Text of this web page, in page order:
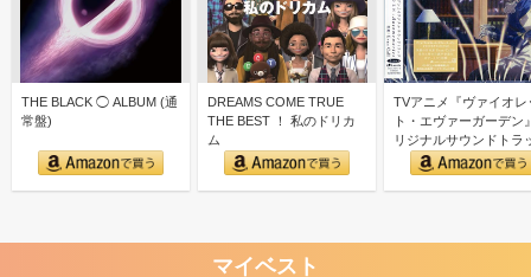
THE BLACK ◯ ALBUM (通
常盤)
DREAMS COME TRUE
THE BEST ！ 私のドリカ
ム
TVアニメ『ヴァイオレ
ト・エヴァーガーデン
リジナルサウンドトラ
VIOLET EVERG…
マイベスト